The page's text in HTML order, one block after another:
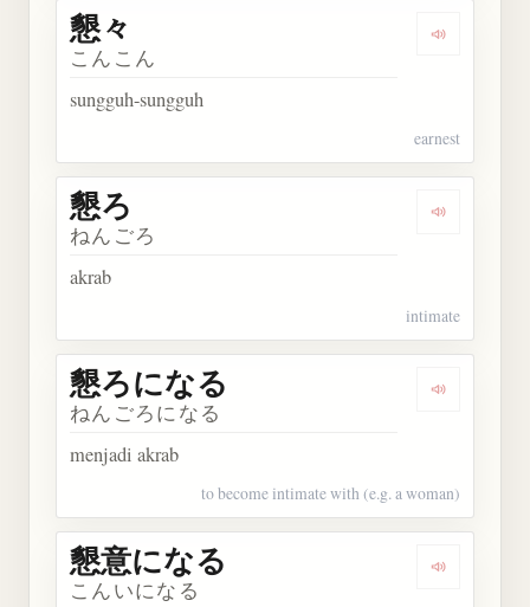
Dengarkan
懇々
こんこん
sungguh-sungguh
earnest
Dengarkan
懇ろ
ねんごろ
akrab
intimate
Dengarkan
懇ろになる
ねんごろになる
menjadi akrab
to become intimate with (e.g. a woman)
Dengarkan
懇意になる
こんいになる